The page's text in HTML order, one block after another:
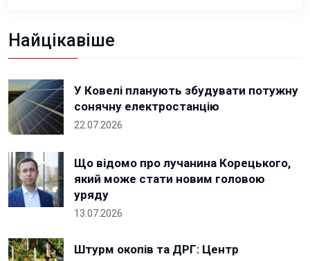
Найцікавіше
У Ковелі планують збудувати потужну
сонячну електростанцію
22.07.2026
Що відомо про лучанина Корецького,
який може стати новим головою
уряду
13.07.2026
Штурм окопів та ДРГ: Центр